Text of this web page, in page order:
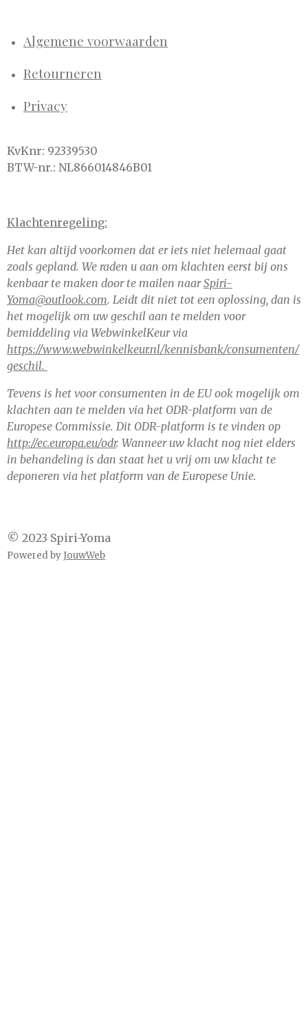
Algemene voorwaarden
Retourneren
Privacy
KvKnr: 92339530
BTW-nr.: NL866014846B01
Klachtenregeling:
Het kan altijd voorkomen dat er iets niet helemaal gaat
zoals gepland. We raden u aan om klachten eerst bij ons
kenbaar te maken door te mailen naarSpiri-
Yoma@outlook.com. Leidt dit niet tot een oplossing, dan is
het mogelijk om uw geschil aan te melden voor
bemiddeling via WebwinkelKeur via
https://www.webwinkelkeur.nl/kennisbank/consumenten/
geschil.
Tevens is het voor consumenten in de EU ook mogelijk om
klachten aan te melden via het ODR-platform van de
Europese Commissie. Dit ODR-platform is te vinden op
http://ec.europa.eu/odr. Wanneer uw klacht nog niet elders
in behandeling is dan staat het u vrij om uw klacht te
deponeren via het platform van de Europese Unie.
© 2023 Spiri-Yoma
Powered byJouwWeb